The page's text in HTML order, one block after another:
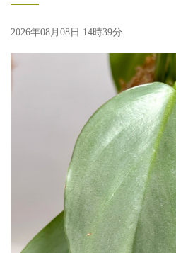
2026年08月08日 14時39分